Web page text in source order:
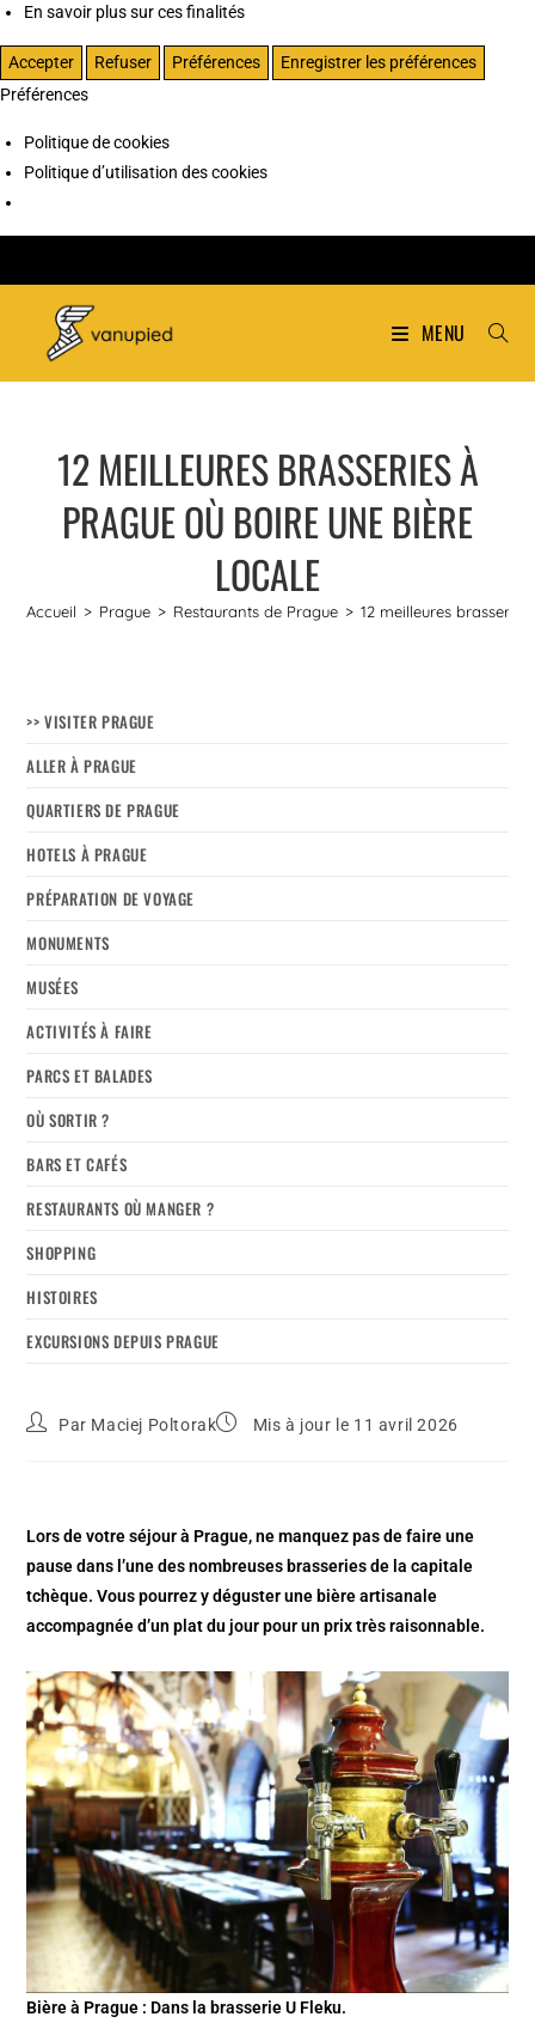
En savoir plus sur ces finalités
Accepter Refuser Préférences
Enregistrer les préférences
Préférences
Politique de cookies
Politique d’utilisation des cookies
MENU
12 MEILLEURES BRASSERIES À
PRAGUE OÙ BOIRE UNE BIÈRE
LOCALE
Accueil > Prague > Restaurants de Prague > 12 meilleures
>> VISITER PRAGUE
ALLER À PRAGUE
QUARTIERS DE PRAGUE
HOTELS À PRAGUE
PRÉPARATION DE VOYAGE
MONUMENTS
MUSÉES
ACTIVITÉS À FAIRE
PARCS ET BALADES
OÙ SORTIR ?
BARS ET CAFÉS
RESTAURANTS OÙ MANGER ?
SHOPPING
HISTOIRES
EXCURSIONS DEPUIS PRAGUE
Par Maciej Poltorak Mis à jour le 11 avril 2026
Lors de votre séjour à Prague, ne manquez pas de faire une
pause dans l’une des nombreuses brasseries de la capitale
tchèque. Vous pourrez y déguster une bière artisanale
accompagnée d’un plat du jour pour un prix très raisonnable.
Bière à Prague : Dans la brasserie U Fleku.